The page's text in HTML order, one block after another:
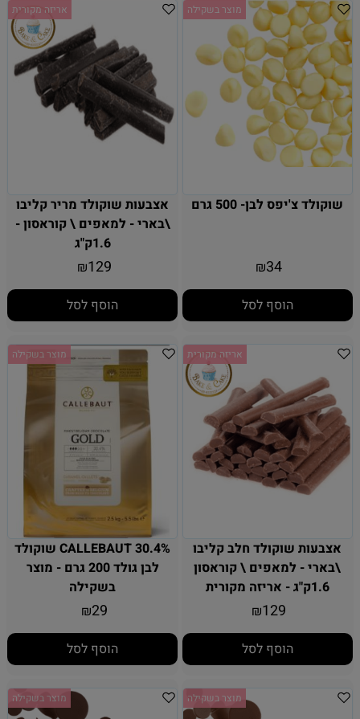
מוצר בשקילה
שוקולד צ'יפס לבן- 500 גרם
₪34
הוסף לסל
אריזה מקורית
אצבעות שוקולד מריר קליבו
\בארי - למאפים \ קוראסון -
1.6ק"ג
₪129
הוסף לסל
אריזה מקורית
אצבעות שוקולד חלב קליבו
\בארי - למאפים \ קוראסון
1.6ק"ג - אריזה מקורית
₪129
הוסף לסל
מוצר בשקילה
CALLEBAUT 30.4% שוקולד
לבן גולד 200 גרם - מוצר
בשקילה
₪29
הוסף לסל
מוצר בשקילה מוצר בשקילה